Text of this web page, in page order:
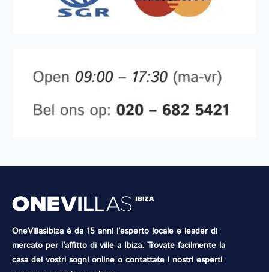
OneVillasIbiza è da 15 anni l’esperto locale e leader di
mercato per l’affitto di ville a Ibiza. Trovate facilmente la
casa dei vostri sogni online o contattate i nostri esperti